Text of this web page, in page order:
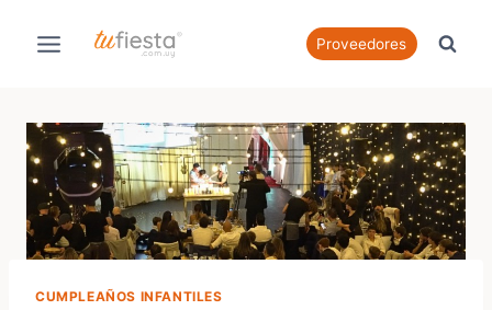
Proveedores
CUMPLEAÑOS INFANTILES